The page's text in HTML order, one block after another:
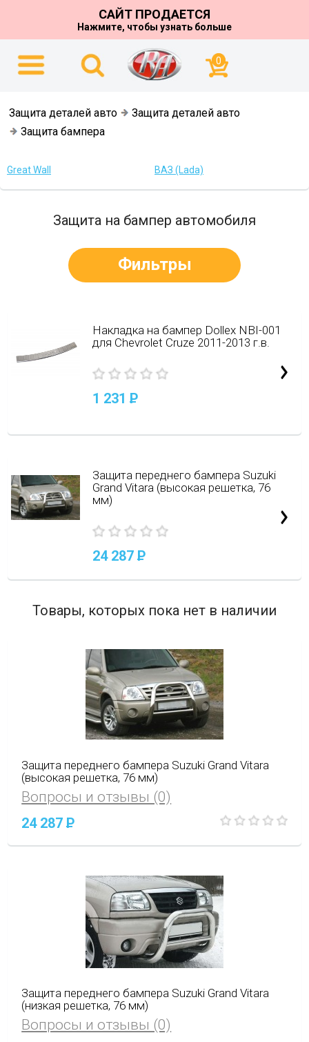
САЙТ ПРОДАЕТСЯ
Нажмите, чтобы узнать больше
0
Защита деталей авто
Защита деталей авто
Защита бампера
Great Wall ВАЗ (Lada)
Защита на бампер автомобиля
Фильтры
Накладка на бампер Dollex NBI-001
для Chevrolet Cruze 2011-2013 г.в.
1 231P
Защита переднего бампера Suzuki
Grand Vitara (высокая решетка, 76
мм)
24 287P
Товары, которых пока нет в наличии
Защита переднего бампера Suzuki Grand Vitara
(высокая решетка, 76 мм)
Вопросы и отзывы (0)
24 287P
Защита переднего бампера Suzuki Grand Vitara
(низкая решетка, 76 мм)
Вопросы и отзывы (0)